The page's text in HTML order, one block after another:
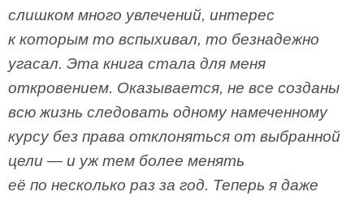
слишком много увлечений, интерес
к которым то вспыхивал, то безнадежно
угасал. Эта книга стала для меня
откровением. Оказывается, не все созданы
всю жизнь следовать одному намеченному
курсу без права отклоняться от выбранной
цели — и уж тем более менять
её по несколько раз за год. Теперь я даже